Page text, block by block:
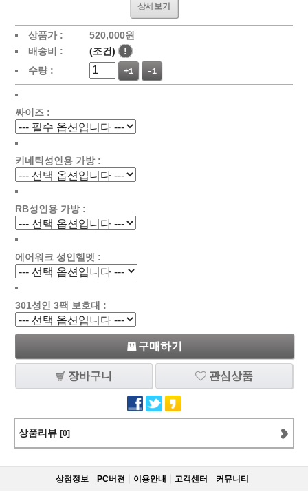
상세보기
상품가 :
520,000원
배송비 :
(조건)
!
수량 :
+1 -1
싸이즈 :
키네틱성인용 가방 :
RB성인용 가방 :
에어워크 성인헬멧 :
301성인 3팩 보호대 :
구매하기
장바구니 관심상품
상품리뷰 [0]
상점정보 PC버젼 이용안내 고객센터 커뮤니티